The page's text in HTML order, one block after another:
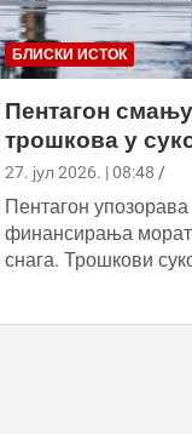
БЛИСКИ ИСТОК
Пентагон
трошкова у
27. јул 2026. | 08:48
Пентагон
финансирања
снага. Трошкови